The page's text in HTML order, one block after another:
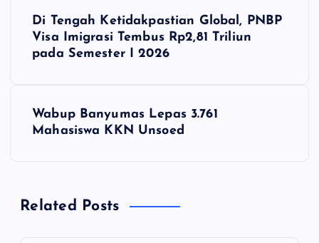
N
s
Di Tengah Ketidakpastian Global, PNBP
Visa Imigrasi Tembus Rp2,81 Triliun
pada Semester I 2026
Wabup Banyumas Lepas 3.761
Mahasiswa KKN Unsoed
Related Posts